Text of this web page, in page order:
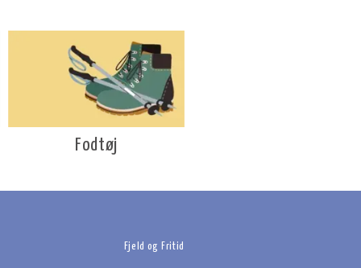
Fodtøj
Fjeld og Fritid